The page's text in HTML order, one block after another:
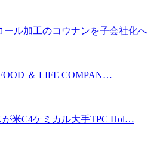
ール加工のコウナンを子会社化へ
＆ LIFE COMPAN…
米C4ケミカル大手TPC Hol…